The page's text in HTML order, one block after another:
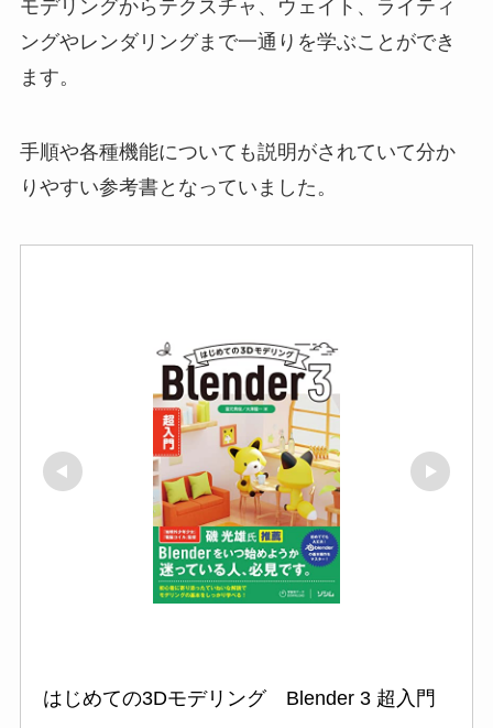
モデリングからテクスチャ、ウェイト、ライティ
ングやレンダリングまで一通りを学ぶことができ
ます。
手順や各種機能についても説明がされていて分か
りやすい参考書となっていました。
はじめての3Dモデリング　Blender 3 超入門